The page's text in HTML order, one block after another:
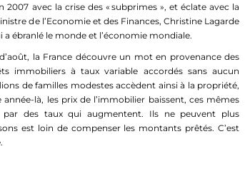
2007 avec la crise des « subprimes », et éclate avec la
de l’Economie et des Finances, Christine Lagarde
ébranlé le monde et l’économie mondiale.
la France découvre un mot en provenance des
immobiliers à taux variable accordés sans aucun
de familles modestes accèdent ainsi à la propriété,
là, les prix de l’immobilier baissent, ces mêmes
par des taux qui augmentent. Ils ne peuvent plus
est loin de compenser les montants prêtés. C’est